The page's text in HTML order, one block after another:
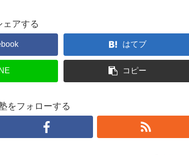
ェアする
はてブ
コピー
をフォローする